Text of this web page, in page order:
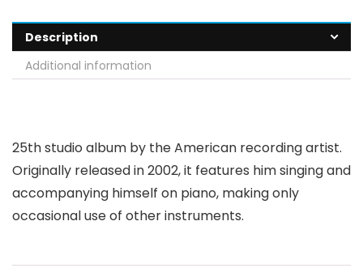
Description
Additional information
25th studio album by the American recording artist.
Originally released in 2002, it features him singing and
accompanying himself on piano, making only
occasional use of other instruments.